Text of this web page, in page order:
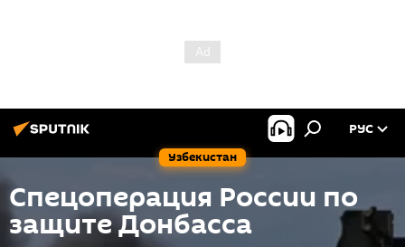
Узбекистан
РУС
Спецоперация России по
защите Донбасса